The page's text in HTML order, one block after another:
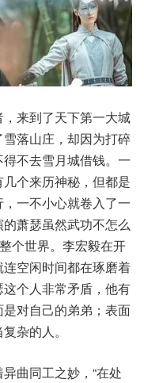
来到了天下第一大城
落山庄，却因为打碎
不去雪月城借钱。一
个来历神秘，但都是
一不小心就卷入了一
萧瑟虽然武功不怎么
个世界。李宏毅在开
空闲时间都在琢磨着
个人非常矛盾，他有
对自己的弟弟；表面
杂的人。
曲同工之妙，“在处